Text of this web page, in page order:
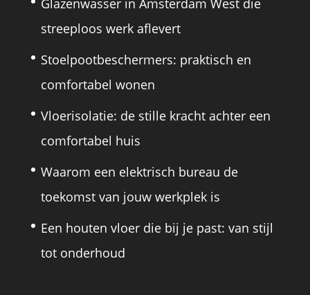
Glazenwasser in Amsterdam West die
streeploos werk aflevert
Stoelpootbeschermers: praktisch en
comfortabel wonen
Vloerisolatie: de stille kracht achter een
comfortabel huis
Waarom een elektrisch bureau de
toekomst van jouw werkplek is
Een houten vloer die bij je past: van stijl
tot onderhoud